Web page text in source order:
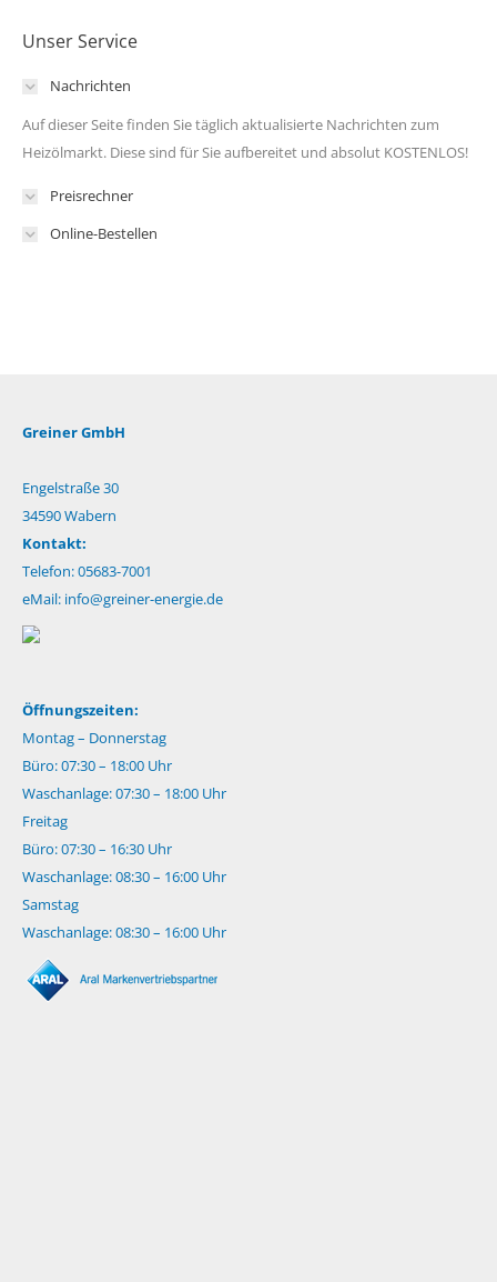
Unser Service
Nachrichten
Auf dieser Seite finden Sie täglich aktualisierte Nachrichten zum
Heizölmarkt. Diese sind für Sie aufbereitet und absolut KOSTENLOS!
Preisrechner
Online-Bestellen
Greiner GmbH
Engelstraße 30
34590 Wabern
Kontakt:
Telefon: 05683-7001
eMail: info@greiner-energie.de
Öffnungszeiten:
Montag – Donnerstag
Büro: 07:30 – 18:00 Uhr
Waschanlage: 07:30 – 18:00 Uhr
Freitag
Büro: 07:30 – 16:30 Uhr
Waschanlage: 08:30 – 16:00 Uhr
Samstag
Waschanlage: 08:30 – 16:00 Uhr